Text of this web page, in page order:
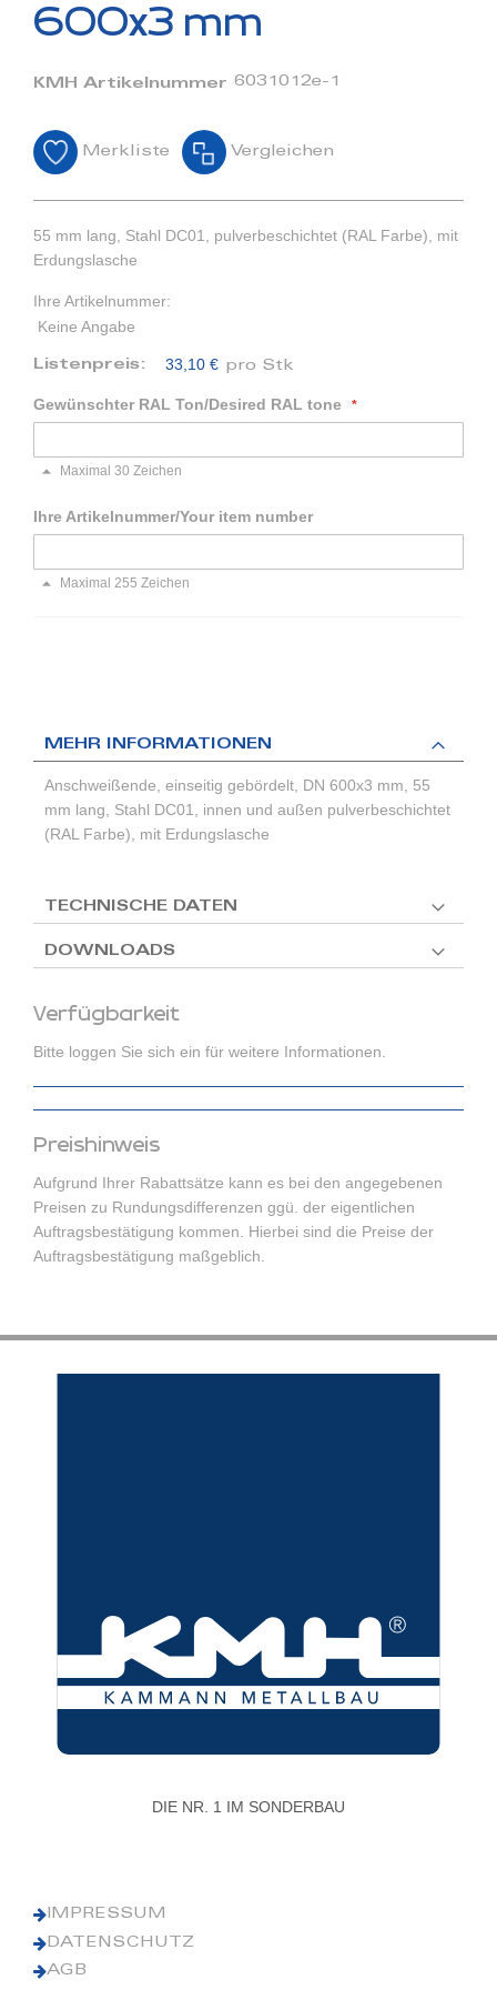
springen
600x3 mm
KMH Artikelnummer 6031012e-1
Merkliste Vergleichen
55 mm lang, Stahl DC01, pulverbeschichtet (RAL Farbe), mit
Erdungslasche
Ihre Artikelnummer:
Keine Angabe
Listenpreis: 33,10 € pro Stk
Gewünschter RAL Ton/Desired RAL tone
Maximal 30 Zeichen
Ihre Artikelnummer/Your item number
Maximal 255 Zeichen
Verfügbarkeit
Bitte loggen Sie sich ein für weitere Informationen.
Preishinweis
Aufgrund Ihrer Rabattsätze kann es bei den angegebenen
Preisen zu Rundungsdifferenzen ggü. der eigentlichen
Auftragsbestätigung kommen. Hierbei sind die Preise der
Auftragsbestätigung maßgeblich.
MEHR INFORMATIONEN
Anschweißende, einseitig gebördelt, DN 600x3 mm, 55
mm lang, Stahl DC01, innen und außen pulverbeschichtet
(RAL Farbe), mit Erdungslasche
TECHNISCHE DATEN
DOWNLOADS
DIE NR. 1 IM SONDERBAU
IMPRESSUM
DATENSCHUTZ
AGB